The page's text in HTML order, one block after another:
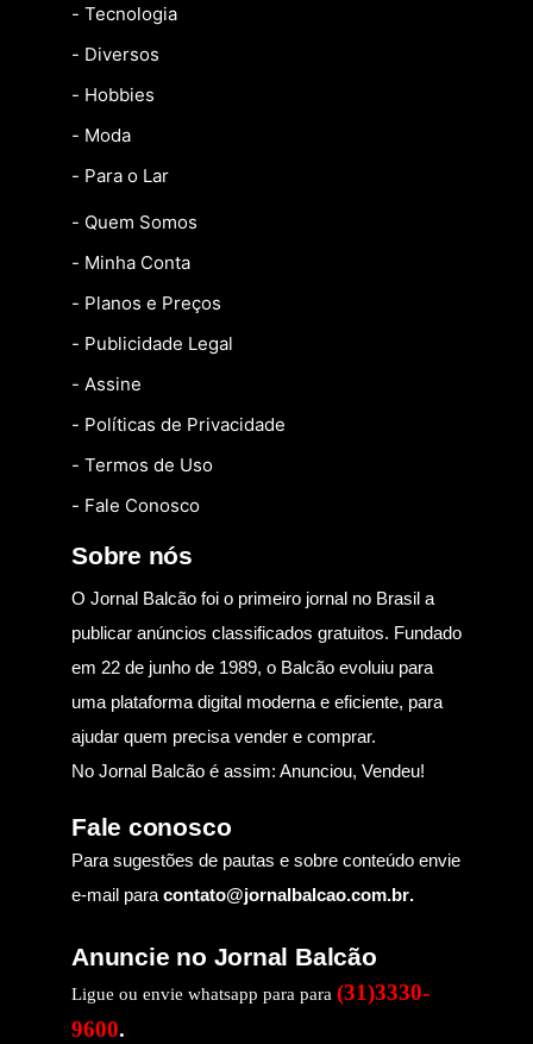
- Tecnologia
- Diversos
- Hobbies
- Moda
- Para o Lar
- Quem Somos
- Minha Conta
- Planos e Preços
- Publicidade Legal
- Assine
- Políticas de Privacidade
- Termos de Uso
- Fale Conosco
Sobre nós
O Jornal Balcão foi o primeiro jornal no Brasil a
publicar anúncios classificados gratuitos. Fundado
em 22 de junho de 1989, o Balcão evoluiu para
uma plataforma digital moderna e eficiente, para
ajudar quem precisa vender e comprar.
No Jornal Balcão é assim: Anunciou, Vendeu!
Fale conosco
Para sugestões de pautas e sobre conteúdo envie
e-mail para contato@jornalbalcao.com.br.
Anuncie no Jornal Balcão
Ligue ou envie whatsapp para para (31)3330-
9600.